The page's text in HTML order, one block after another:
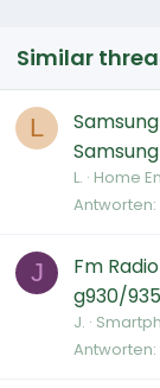
Similar
L
L. Home
Antworten
J
Fm
g930/935
J.
Antworten